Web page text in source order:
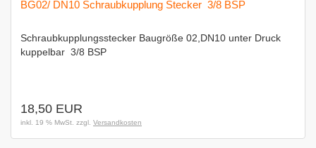
BG02/ DN10 Schraubkupplung Stecker  3/8 BSP
Schraubkupplungsstecker Baugröße 02,DN10 unter Druck
kuppelbar  3/8 BSP
18,50 EUR
inkl. 19 % MwSt. zzgl. Versandkosten